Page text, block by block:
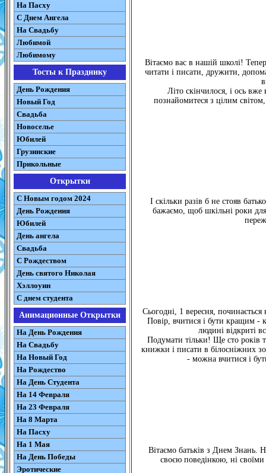
На Пасху
C Днем Ангела
На Свадьбу
Любимой
Любимому
Тосты к Празднику
День Рождения
Новый Год
Свадьба
Новоселье
Юбилей
Грузинские
Прикольные
Открытки
С Новым годом 2024
День Рождения
Юбилей
День ангела
Свадьба
С Рождеством
День святого Николая
Хэллоуин
С днем студента
Анимационные Открытки
На День Рождения
На Свадьбу
На Новый Год
На Рождество
На День Студента
На 14 Февраля
На 23 Февраля
На 8 Марта
На Пасху
На 1 Мая
На День Победы
Эротические
Вітаємо вас в нашій школі!
читати і писати, дружити,
Літо скінчилося, і ось
познайомитеся з цілим світом,
І скільки разів б не стояв
бажаємо, щоб шкільні роки
Сьогодні, 1 вересня,
Повір, вчитися і бути кращим -
людині відкриті
Подумати тільки! Ще сто років
книжки і писати в білосніжних
- можна вчитися і
Вітаємо батьків з Днем Знань.
своєю поведінкою, ні